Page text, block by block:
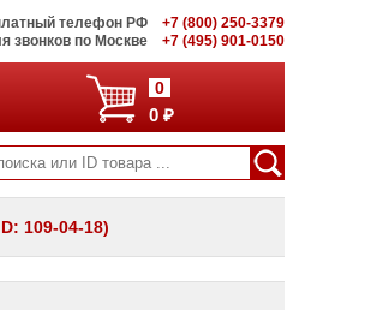
телефон РФ
+7 (800) 250-3379
звонков по Москве
+7 (495) 901-0150
0
0 ₽
109-04-18)